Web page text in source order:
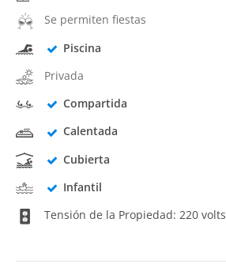
Se permiten fiestas
Piscina
Privada
Compartida
Calentada
Cubierta
Infantil
Tensión de la Propiedad: 220 volts